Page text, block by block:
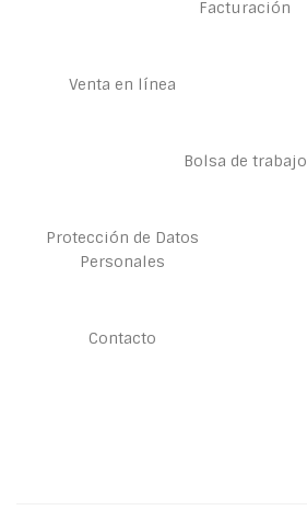
Facturación
Venta en línea
Bolsa de trabajo
Protección de Datos
Personales
Contacto